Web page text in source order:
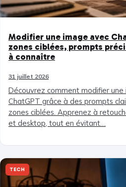
Modifier une image avec
zones ciblées, prompts
à connaître
31 juillet 2026
Découvrez comment modifier
ChatGPT grâce à des prompts
zones ciblées. Apprenez à
et desktop, tout en évitant…
TECH